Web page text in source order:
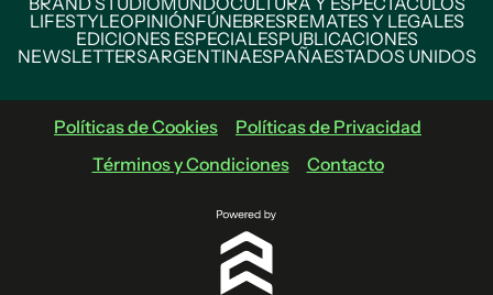
LIFESTYLEOPINIÓNFÚNEBRESREMATES Y LEGALES
EDICIONES ESPECIALESPUBLICACIONES
NEWSLETTERSARGENTINAESPAÑAESTADOS UNIDOS
Políticas de Cookies
Políticas de Privacidad
Términos y Condiciones
Contacto